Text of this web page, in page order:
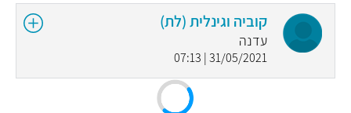
קוביה וגינלית (לת)
עדנה
31/05/2021 | 07:13